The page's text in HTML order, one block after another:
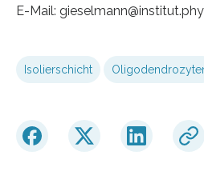
E-Mail:
Isolierschicht